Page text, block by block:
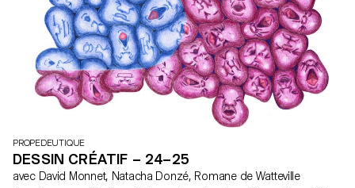
PROPEDEUTIQUE
DESSIN CRÉATIF – 24–25
avec David Monnet, Natacha Donzé, Romane de Watteville